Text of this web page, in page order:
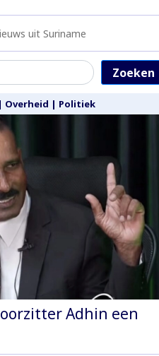
uit Suriname
Zoeken
Overheid | Politiek
Adhin een